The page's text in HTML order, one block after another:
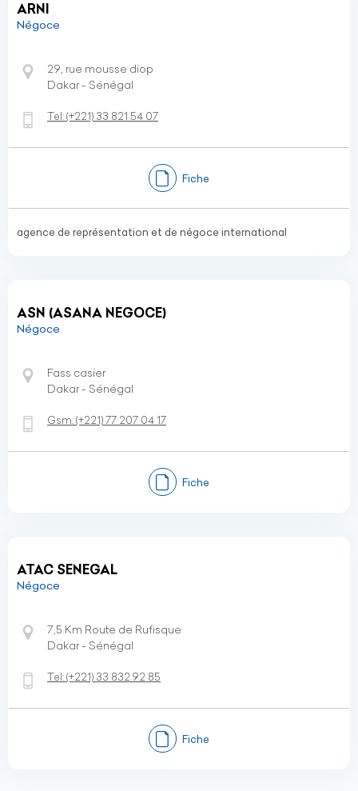
ARNI
Négoce
29, rue mousse diop
Dakar - Sénégal
Tel:(+221) 33 821 54 07
Fiche
agence de représentation et de négoce international
ASN (ASANA NEGOCE)
Négoce
Fass casier
Dakar - Sénégal
Gsm:(+221)77 207 04 17
Fiche
ATAC SENEGAL
Négoce
7,5 Km Route de Rufisque
Dakar - Sénégal
Tel:(+221) 33 832 92 85
Fiche